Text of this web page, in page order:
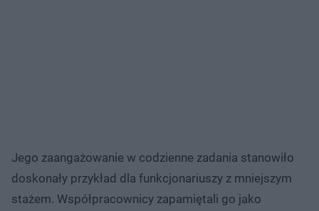
Jego zaangażowanie w codzienne zadania stanowiło
doskonały przykład dla funkcjonariuszy z mniejszym
stażem. Współpracownicy zapamiętali go jako